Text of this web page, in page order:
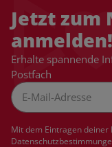
Jetzt
anmelden!
Erhalte spannende
Postfach
Mit dem Eintragen